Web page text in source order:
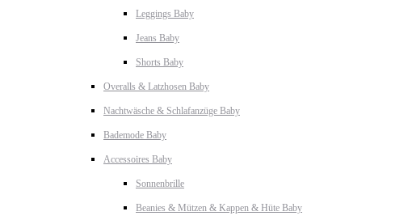
Leggings Baby
Jeans Baby
Shorts Baby
Overalls & Latzhosen Baby
Nachtwäsche & Schlafanzüge Baby
Bademode Baby
Accessoires Baby
Sonnenbrille
Beanies & Mützen & Kappen & Hüte Baby